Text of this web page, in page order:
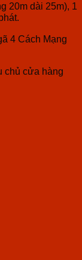
20m dài 25m), 1
4 Cách Mạng
chủ cửa hàng